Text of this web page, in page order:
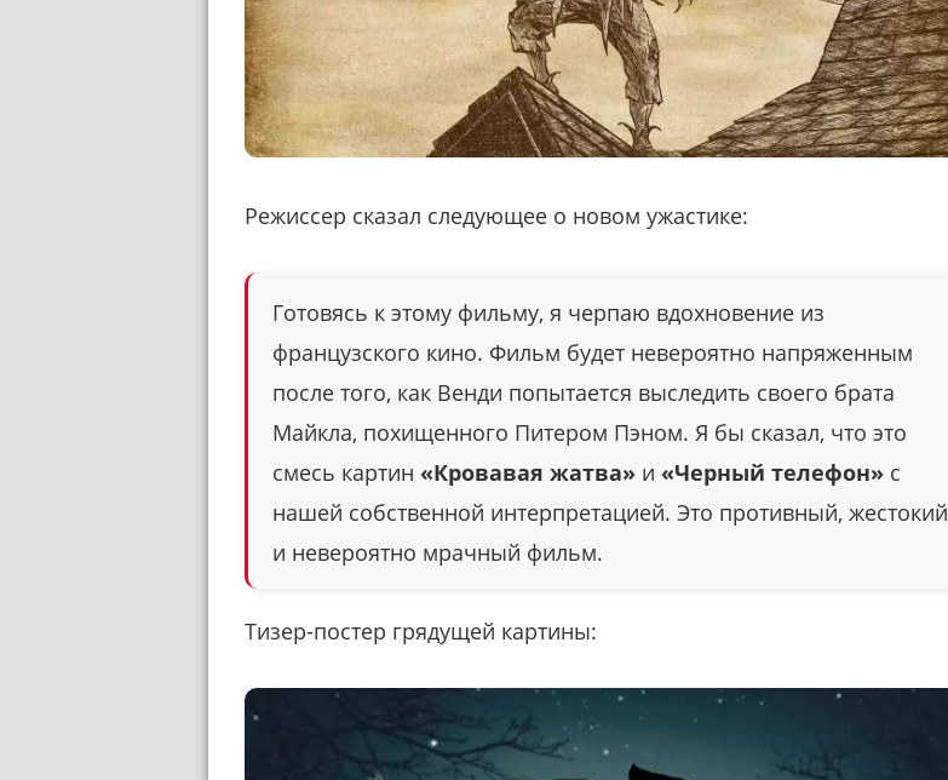
Режиссер сказал следующее о новом ужастике:
Готовясь к этому фильму, я черпаю вдохновение из
французского кино. Фильм будет невероятно напряженным
после того, как Венди попытается выследить своего брата
Майкла, похищенного Питером Пэном. Я бы сказал, что это
смесь картин «Кровавая жатва» и «Черный телефон» с
нашей собственной интерпретацией. Это противный, жестокий
и невероятно мрачный фильм.
Тизер-постер грядущей картины: